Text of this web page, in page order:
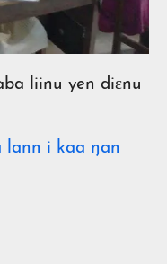
liinu yen diɛnu
lann i kaa ŋan